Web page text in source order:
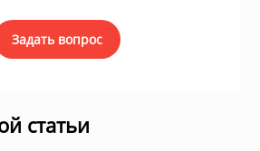
Задать вопрос
статьи